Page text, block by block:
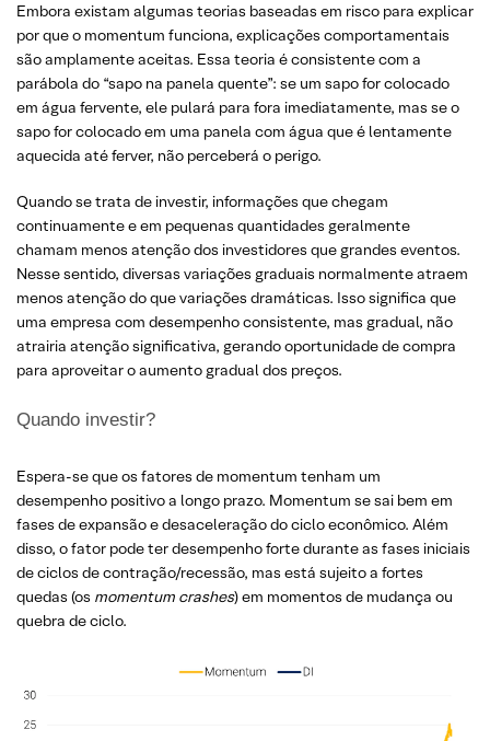
Embora existam algumas teorias baseadas em risco para explicar
por que o momentum funciona, explicações comportamentais
são amplamente aceitas. Essa teoria é consistente com a
parábola do “sapo na panela quente”: se um sapo for colocado
em água fervente, ele pulará para fora imediatamente, mas se o
sapo for colocado em uma panela com água que é lentamente
aquecida até ferver, não perceberá o perigo.
Quando se trata de investir, informações que chegam
continuamente e em pequenas quantidades geralmente
chamam menos atenção dos investidores que grandes eventos.
Nesse sentido, diversas variações graduais normalmente atraem
menos atenção do que variações dramáticas. Isso significa que
uma empresa com desempenho consistente, mas gradual, não
atrairia atenção significativa, gerando oportunidade de compra
para aproveitar o aumento gradual dos preços.
Quando investir?
Espera-se que os fatores de momentum tenham um
desempenho positivo a longo prazo. Momentum se sai bem em
fases de expansão e desaceleração do ciclo econômico. Além
disso, o fator pode ter desempenho forte durante as fases iniciais
de ciclos de contração/recessão, mas está sujeito a fortes
quedas (os momentum crashes) em momentos de mudança ou
quebra de ciclo.